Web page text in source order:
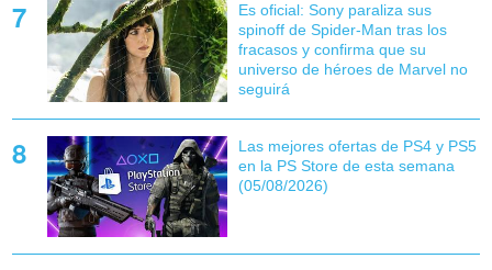
Es oficial: Sony paraliza sus
spinoff de Spider-Man tras los
fracasos y confirma que su
universo de héroes de Marvel no
seguirá
Las mejores ofertas de PS4 y PS5
en la PS Store de esta semana
(05/08/2026)